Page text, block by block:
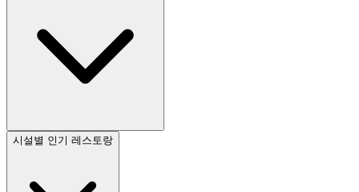
시설별 인기 레스토랑